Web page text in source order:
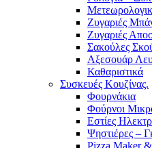
Ζυγαριές
Ζυγαριές
Σακούλες
Αξεσουάρ
Καθαριστικά
Συσκευές Κουζίνας.
Φουρνάκια
Φούρνοι
Εστίες
Ψηστιέρες –
Pizza Maker